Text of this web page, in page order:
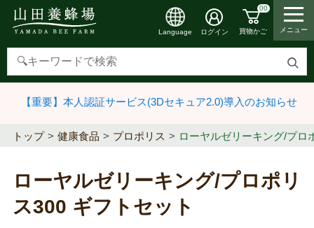
検
す
Language ログイン
00
買物かご メニュー
【重要】本人認証サービス(3Dセキュア2.0)導入のお知らせ
トップ 健康食品 プロポリス ローヤルゼリーキング/プロ
ローヤルゼリーキング/プロポリ
ス300 ギフトセット